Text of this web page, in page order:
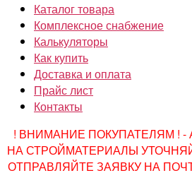
Каталог товара
Комплексное снабжение
Калькуляторы
Как купить
Доставка и оплата
Прайс лист
Контакты
! ВНИМАНИЕ ПОКУПАТЕЛЯМ !
НА СТРОЙМАТЕРИАЛЫ
ОТПРАВЛЯЙТЕ ЗАЯВКУ НА